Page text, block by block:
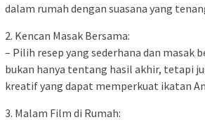
dalam rumah dengan suasana yang
2. Kencan Masak Bersama:
– Pilih resep yang sederhana dan masak
bukan hanya tentang hasil akhir, tetapi
kreatif yang dapat memperkuat ikatan
3. Malam Film di Rumah: